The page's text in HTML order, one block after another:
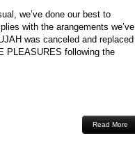
we’ve done our best to
with the arangements we’ve
was canceled and replaced
PLEASURES following the
Read More